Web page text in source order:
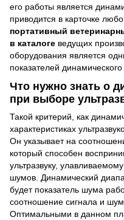
его работы является
приводится в карточке
портативный
в каталоге ведущих
оборудования является
показателей динамического
Что нужно знать о
при выборе
Такой критерий, как
характеристиках
Он указывает на
который способен
ультразвуку,
шумов. Динамический
будет показатель шума
соотношение сигнала и
Оптимальными в данном